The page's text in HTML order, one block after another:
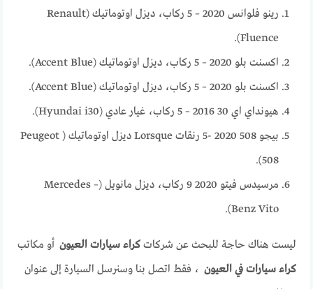
رينو فلوانس 2020 – 5 ركاب، ديزل اوتوماتيك (Renault
Fluence).
اكسنت بلو 2020 – 5 ركاب، ديزل اوتوماتيك (Accent Blue).
اكسنت بلو 2020 – 5 ركاب، ديزل اوتوماتيك (Accent Blue).
هيونداي اي 30 2016 – 5 ركاب، غيار عادي (Hyundai i30).
بيجو 508 2020 -5 رنقات Lorsque ديزل اوتوماتيك ( Peugeot
508).
مرسيدس فيتو 2020 9 ركاب، ديزل مانويل (Mercedes –
Benz Vito).
ليست هناك حاجة للبحث عن شركاتكراء سيارات العيون أو مكاتب
كراء سيارات في العيون ، فقط اتصل بنا وسنرسل السيارة إلى عنوان